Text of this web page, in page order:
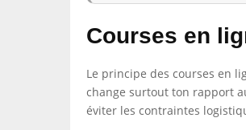
Courses en
Le principe des courses en
change surtout ton rapport
éviter les contraintes